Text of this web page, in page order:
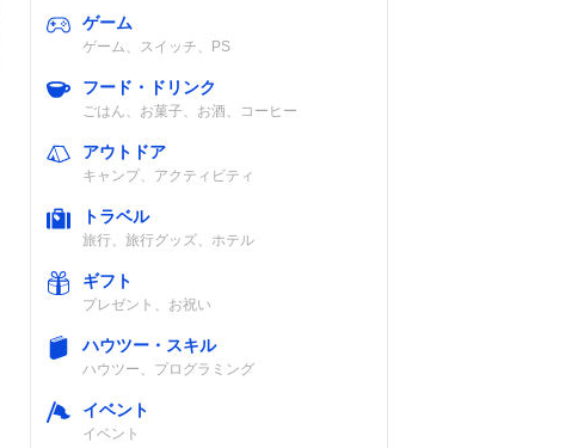
ゲーム
ゲーム、スイッチ、PS
フード・ドリンク
ごはん、お菓子、お酒、コーヒー
アウトドア
キャンプ、アクティビティ
トラベル
旅行、旅行グッズ、ホテル
ギフト
プレゼント、お祝い
ハウツー・スキル
ハウツー、プログラミング
イベント
イベント